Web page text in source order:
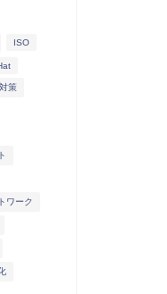
ISO
策
ワーク